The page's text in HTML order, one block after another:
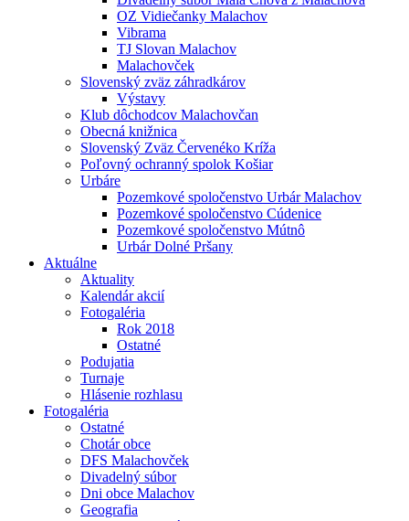
OZ Vidiečanky Malachov
Vibrama
TJ Slovan Malachov
Malachovček
Slovenský zväz záhradkárov
Výstavy
Klub dôchodcov Malachovčan
Obecná knižnica
Slovenský Zväz Červenéko Kríža
Poľovný ochranný spolok Košiar
Urbáre
Pozemkové spoločenstvo Urbár Malachov
Pozemkové spoločenstvo Cúdenice
Pozemkové spoločenstvo Mútnô
Urbár Dolné Pršany
Aktuálne
Aktuality
Kalendár akcií
Fotogaléria
Rok 2018
Ostatné
Podujatia
Turnaje
Hlásenie rozhlasu
Fotogaléria
Ostatné
Chotár obce
DFS Malachovček
Divadelný súbor
Dni obce Malachov
Geografia